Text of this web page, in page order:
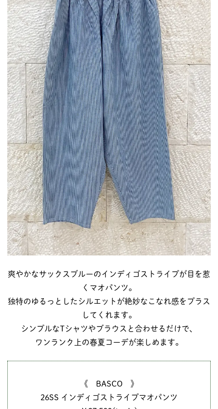
爽やかなサックスブルーのインディゴストライプが目を惹
くマオパンツ。
独特のゆるっとしたシルエットが絶妙なこなれ感をプラス
してくれます。
シンプルなTシャツやブラウスと合わせるだけで、
ワンランク上の春夏コーデが楽しめます。
《 BASCO 》
26SS インディゴストライプマオパンツ